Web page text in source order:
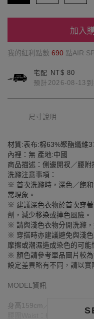
加入
我的紅利點數 690 點AIR
宅配 NT$ 80
預計2026-08-13到
尺寸說明
材質:表布:棉63%聚酯纖維
內裡：無 產地:中國
商品描述：側邊開衩／腰附
洗滌注意事項：
※ 首次洗滌時，深色／飽
常現象。
※ 建議深色衣物於首次穿
劑，減少移染或掉色風險。
※ 請與淺色衣物分開洗滌
※ 穿搭時亦建議避免與淺
摩擦或潮濕造成染色的可能
※ 顏色請參考單品圖片較
設定差異略有不同，請以實
MODEL資訊
身高159cm／胸圍Bust：
腰圍Waist：63.5cm／臀圍